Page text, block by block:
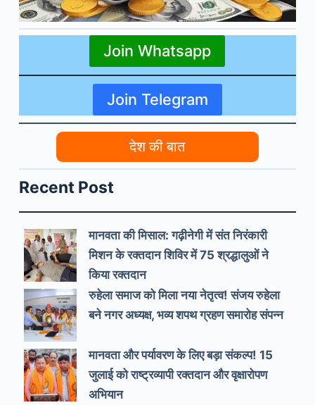
Join Whatsapp
Join Telegram
देश की बात
Recent Post
मानवता की मिसाल: गढ़ीनेगी में संत निरंकारी
मिशन के रक्तदान शिविर में 75 श्रद्धालुओं ने
किया रक्तदान
रुहेला समाज को मिला नया नेतृत्व! संजय रुहेला
बने नगर अध्यक्ष, भव्य शपथ ग्रहण समारोह संपन्न
मानवता और पर्यावरण के लिए बड़ा संकल्प! 15
जुलाई को राष्ट्रव्यापी रक्तदान और वृक्षारोपण
अभियान